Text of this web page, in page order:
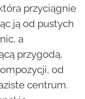
przyciągnie
ją od pustych
a
przygodą,
od
centrum.